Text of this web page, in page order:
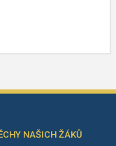
NAŠICH ŽÁKŮ